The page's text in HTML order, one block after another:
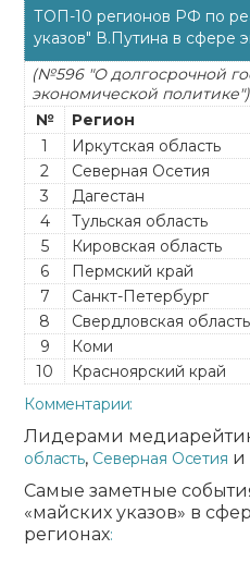
ТОП-10 регионов РФ по
указов" В.Путина в сфере
(№596 "О долгосрочной
экономической политике")
№
Регион
1
Иркутская область
2
Северная Осетия
3
Дагестан
4
Тульская область
5
Кировская область
6
Пермский край
7
Санкт-Петербург
8
Свердловская область
9
Коми
10
Красноярский край
Комментарии:
Лидерами
область, Северная Осетия и
Самые заметные
«майских указов» в
регионах: